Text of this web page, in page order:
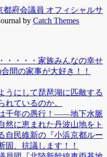
都府会議員 オフィシャルサ
by Catch Themes
・・・・家族みんなの幸せ
間の家事が大好き！！
うにして琵琶湖に匹敵する
れているのか。
千年の愚行！――地下水脈
然に恵まれた丹波山地をト
自民維新の『小浜京都ルー
固、抗議します！！